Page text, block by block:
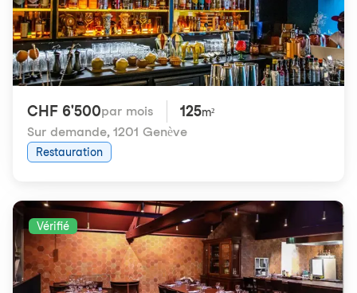
CHF 6'500par mois 125m²
Sur demande, 1201 Genève
Restauration
Vérifié